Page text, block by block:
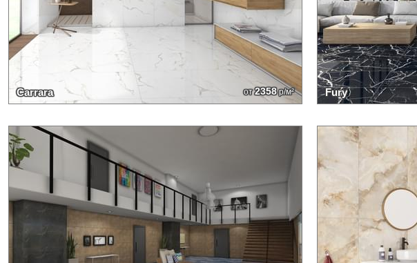
Carrara от2358р/м² Fury